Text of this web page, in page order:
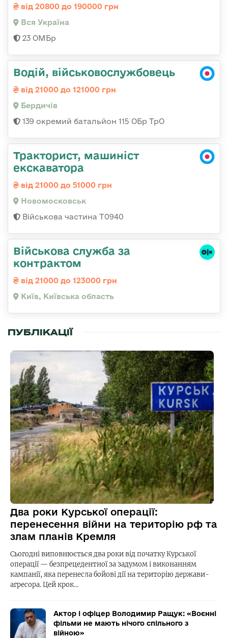
від 20800 до 190000 грн
Вся Україна
23 ОМБр
Водій, військовослужбовець
від 21000 до 121000 грн
Бердичів
139 окремий батальйон 115 ОБр ТрО
Тракторист, машиніст
екскаватора
від 21000 до 51000 грн
Новомосковськ
Військова частина Т0940
Військова служба за
контрактом
від 21000 до 123000 грн
Київ, Київська область
ПУБЛІКАЦІЇ
Два роки Курської операції:
перенесення війни на територію рф та
злам планів Кремля
Сьогодні виповнюється два роки від початку Курської
операції — безпрецедентної за задумом і виконанням
кампанії, яка перенесла бойові дії на територію держави-
агресора. Цей крок…
Актор і офіцер Володимир Ращук: «Воєнні
фільми не мають нічого спільного з
війною»